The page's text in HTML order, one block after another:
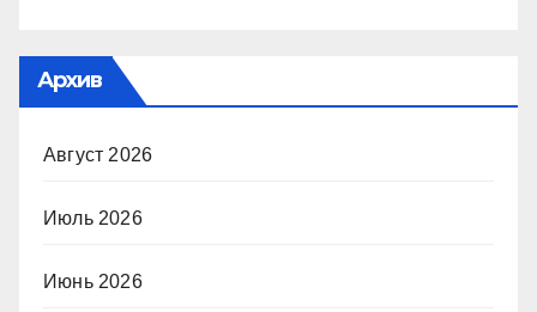
Архив
Август 2026
Июль 2026
Июнь 2026